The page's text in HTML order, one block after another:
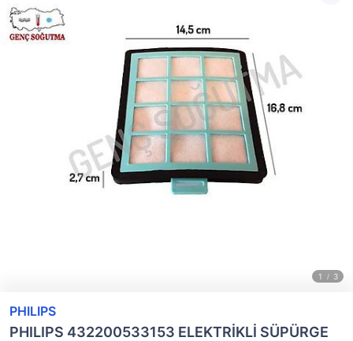
PHILIPS
PHILIPS 432200533153 ELEKTRİKLİ SÜPÜRGE